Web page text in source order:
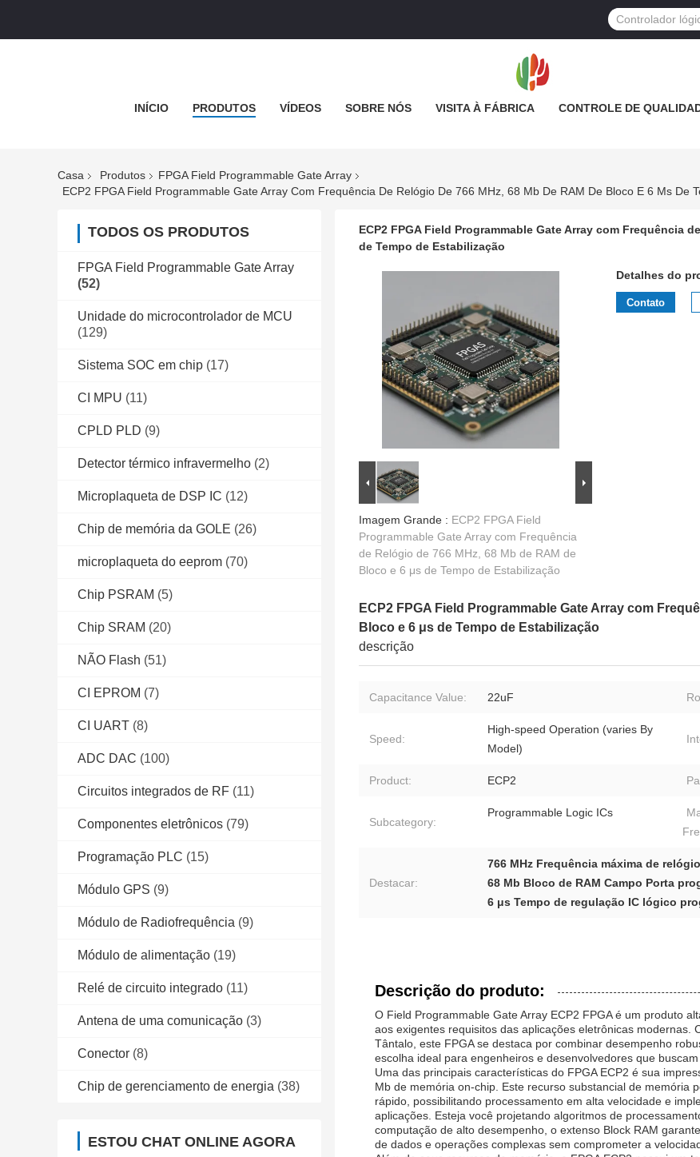
INÍCIO PRODUTOS VÍDEOS SOBRE NÓS VISITA À FÁBRICA CONTROLE DE
Casa Produtos
FPGA Field Programmable Gate Array
ECP2 FPGA Field Programmable Gate Array Com Frequência De Relógio De 766 MHz, 68 Mb De RAM De Bloco E 6 Μs De
TODOS OS PRODUTOS
FPGA Field Programmable Gate Array
(52)
Unidade do microcontrolador de MCU
(129)
Sistema SOC em chip (17)
CI MPU (11)
CPLD PLD (9)
Detector térmico infravermelho (2)
Microplaqueta de DSP IC (12)
Chip de memória da GOLE (26)
microplaqueta do eeprom (70)
Chip PSRAM (5)
Chip SRAM (20)
NÃO Flash (51)
CI EPROM (7)
CI UART (8)
ADC DAC (100)
Circuitos integrados de RF (11)
Componentes eletrônicos (79)
Programação PLC (15)
Módulo GPS (9)
Módulo de Radiofrequência (9)
Módulo de alimentação (19)
Relé de circuito integrado (11)
Antena de uma comunicação (3)
Conector (8)
Chip de gerenciamento de energia (38)
ESTOU CHAT ONLINE AGORA
ECP2 FPGA Field Programmable Gate Array com Frequência
de Tempo de Estabilização
Imagem Grande : ECP2 FPGA Field
Programmable Gate Array com Frequência
de Relógio de 766 MHz, 68 Mb de RAM de
Bloco e 6 μs de Tempo de Estabilização
Detalhes do
Contato
ECP2 FPGA Field Programmable Gate Array com
Bloco e 6 μs de Tempo de Estabilização
descrição
Capacitance Value: 22uF
Speed:
High-speed Operation (varies By
Model)
Product: ECP2
Subcategory:
Programmable Logic ICs
Destacar:
766 MHz Frequência máxima de
68 Mb Bloco de RAM Campo Porta
6 μs Tempo de regulação IC lógico
Descrição do produto:
O Field Programmable Gate Array ECP2 FPGA é um produto
aos exigentes requisitos das aplicações eletrônicas
Tântalo, este FPGA se destaca por combinar desempenho
escolha ideal para engenheiros e desenvolvedores que
Uma das principais características do FPGA ECP2 é sua
Mb de memória on-chip. Este recurso substancial de memória
rápido, possibilitando processamento em alta velocidade e
aplicações. Esteja você projetando algoritmos de
computação de alto desempenho, o extenso Block RAM
de dados e operações complexas sem comprometer a